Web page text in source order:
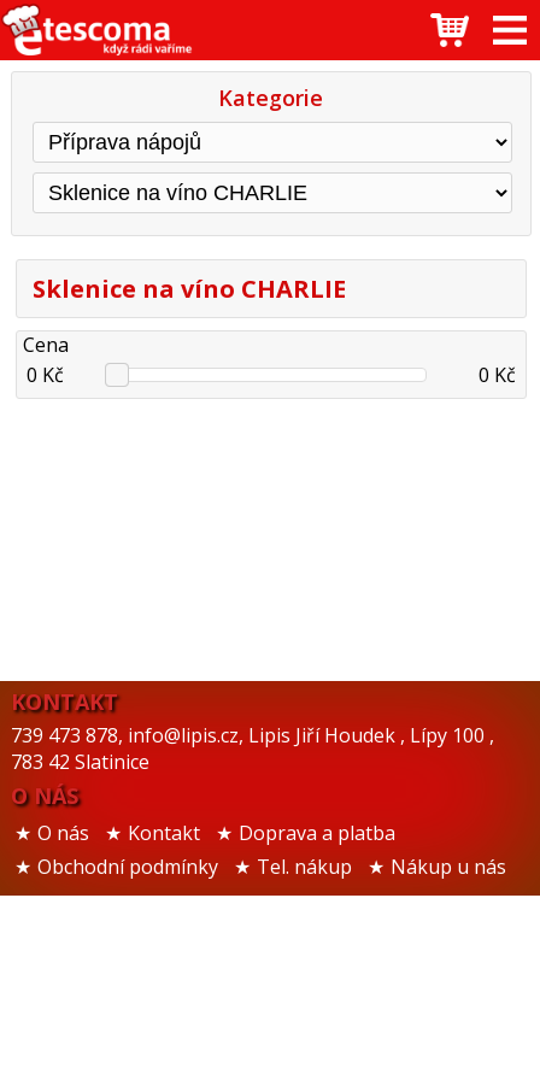
Kategorie
Sklenice na víno CHARLIE
Cena
0 Kč
0 Kč
KONTAKT
739 473 878, info@lipis.cz, Lipis Jiří Houdek , Lípy 100 ,
783 42 Slatinice
O NÁS
O nás Kontakt
Doprava a platba
Obchodní podmínky
Tel. nákup Nákup u nás